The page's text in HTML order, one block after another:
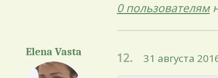
0 пользователям
Elena Vasta 12. 31 августа